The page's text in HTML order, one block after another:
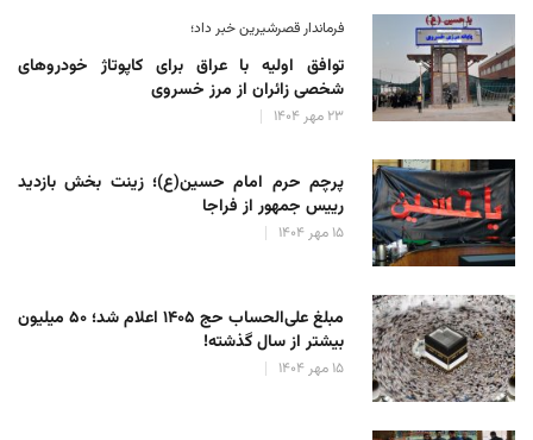
فرماندار قصرشیرین خبر داد؛
توافق اولیه با عراق برای کاپوتاژ خودروهای
شخصی زائران از مرز خسروی
۲۳ مهر ۱۴۰۴
پرچم حرم امام حسین(ع)؛ زینت بخش بازدید
رییس جمهور از فراجا
۱۵ مهر ۱۴۰۴
مبلغ علی‌الحساب حج ۱۴۰۵ اعلام شد؛ ۵۰ میلیون
بیشتر از سال گذشته!
۱۵ مهر ۱۴۰۴